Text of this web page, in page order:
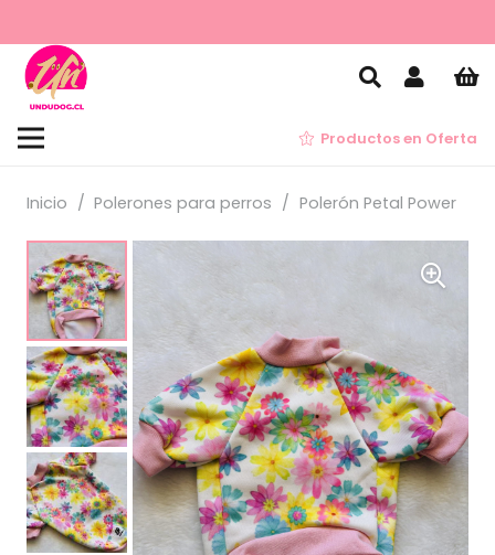
Productos en Oferta
Inicio / Polerones para perros / Polerón Petal Power